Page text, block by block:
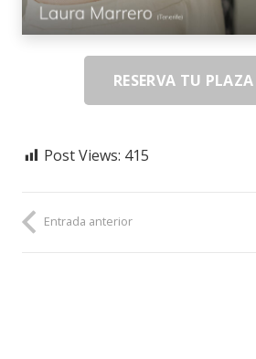
RESERVA TU
Post Views: 415
Entrada anterior